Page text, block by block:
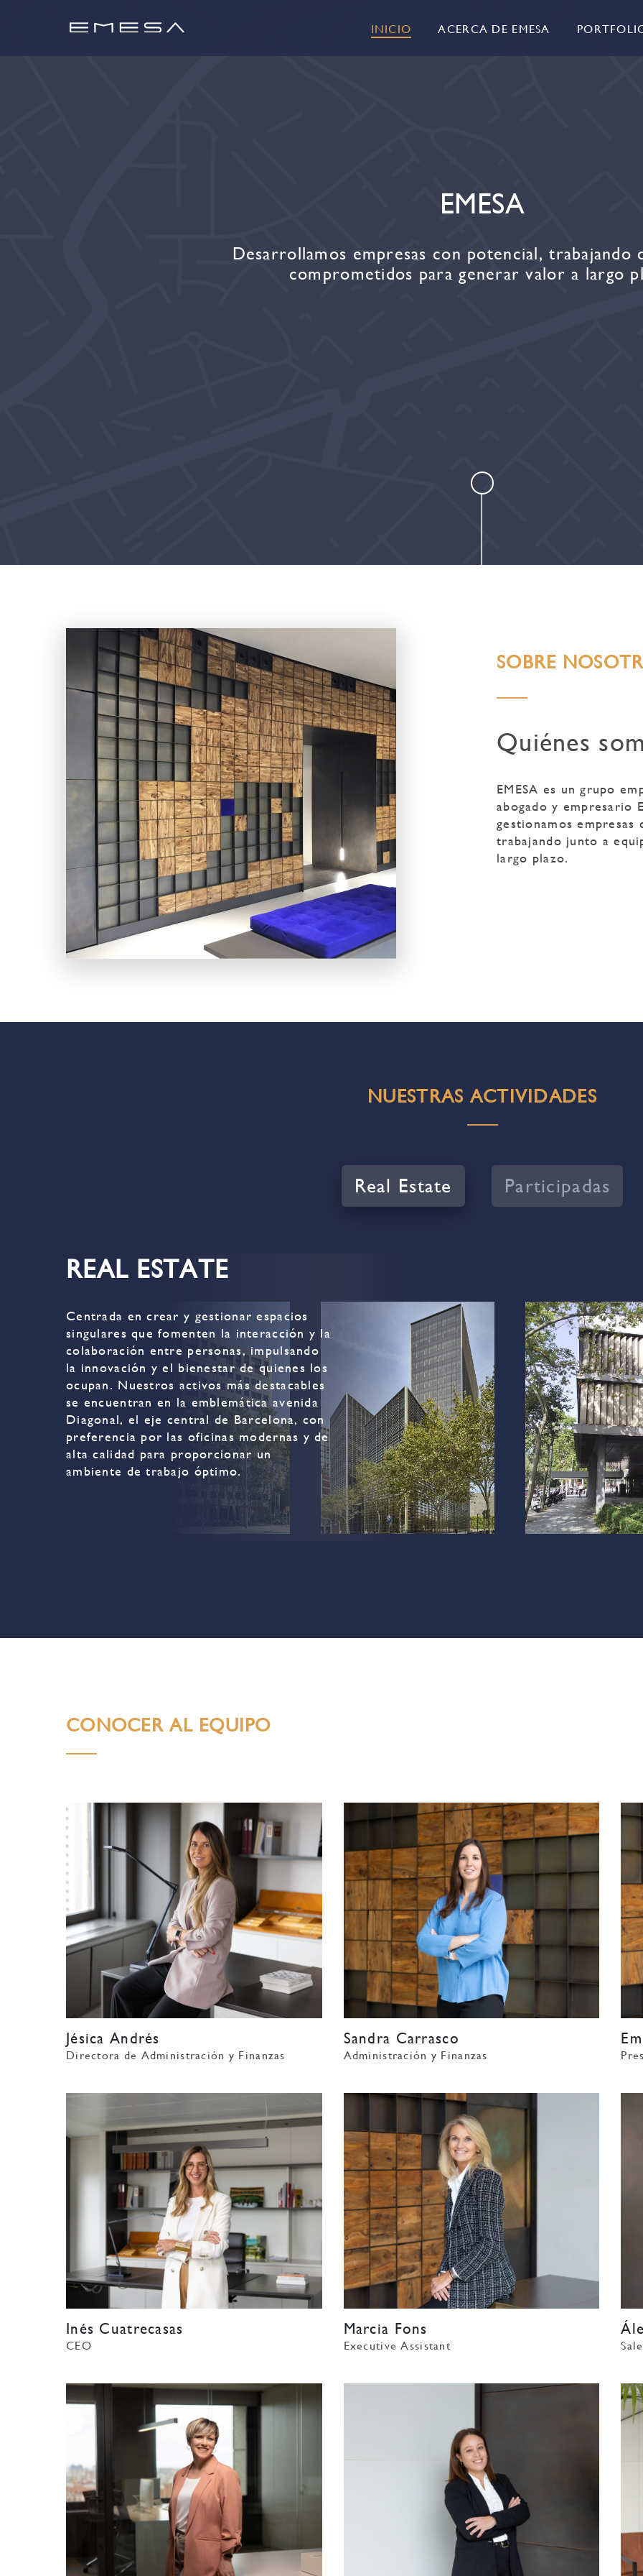
INICIO ACERCA DE EMESA
EMESA
Desarrollamos empresas con potencial, trabajando
comprometidos para generar valor a largo
SOBRE
Quiénes
EMESA es un grupo
abogado y empresario
gestionamos
trabajando junto a
largo plazo.
NUESTRAS ACTIVIDADES
Real Estate Participadas
REAL ESTATE
Centrada en crear y gestionar espacios
singulares que fomenten la interacción y la
colaboración entre personas, impulsando
la innovación y el bienestar de quienes los
ocupan. Nuestros activos más destacables
se encuentran en la emblemática avenida
Diagonal, el eje central de Barcelona, con
preferencia por las oficinas modernas y de
alta calidad para proporcionar un
ambiente de trabajo óptimo.
Elba Editorial Elior Group
Catering colectividades
Empordà Golf Club
Golf Resort
CONOCER AL EQUIPO
Jésica Andrés
Directora de Administración y Finanzas
Sandra Carrasco
Administración y Finanzas
Inés Cuatrecasas
CEO
Marcia Fons
Executive Assistant